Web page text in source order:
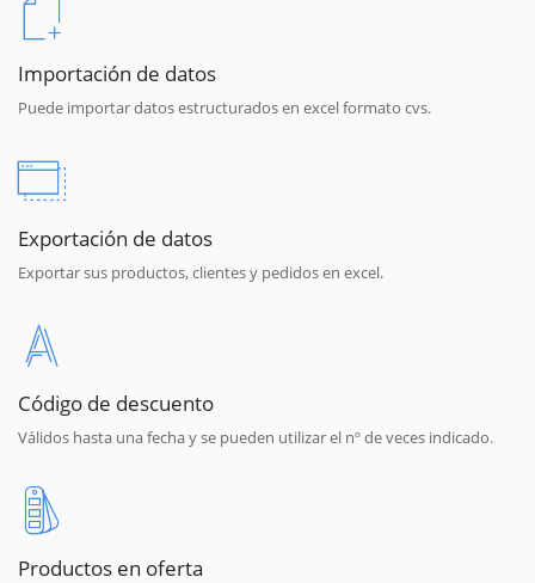
Importación de datos
Puede importar datos estructurados en excel formato cvs.
Exportación de datos
Exportar sus productos, clientes y pedidos en excel.
Código de descuento
Válidos hasta una fecha y se pueden utilizar el nº de veces indicado.
Productos en oferta